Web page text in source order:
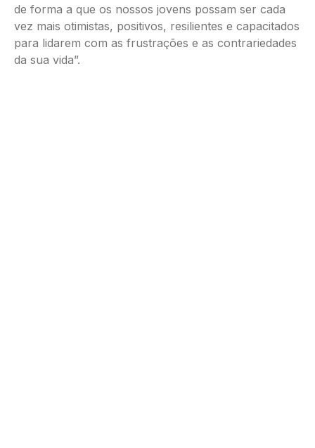
de forma a que os nossos jovens possam ser cada
vez mais otimistas, positivos, resilientes e capacitados
para lidarem com as frustrações e as contrariedades
da sua vida”.